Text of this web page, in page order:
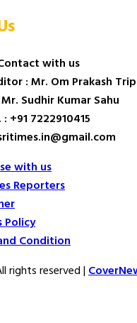
with us
: Mr. Om Prakash
Sudhir Kumar Sahu
+91 7222910415
with us
Reporters
Policy
Condition
rights reserved|